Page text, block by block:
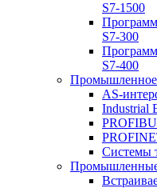
S7-1500
S7-300
S7-400
Промышленное
AS-
Industrial
Системы